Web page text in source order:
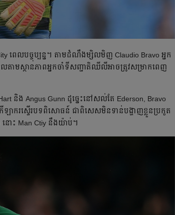
េល​បច្ចុប្បន្ន។ តាម​ដំណឹង​ម្សិលមិញ Claudio Bravo អ្នក​
ាម​ស្ថានភាព​​អ្នក​ចាំទី​សញ្ជាតិ​ឈីលី​អាច​ត្រូវ​សម្រាក​ពេញ​
និង Angus Gunn ដូច្នេះ​​នៅ​សល់​តែ Ederson, Bravo
កីឡាករ​ស្ទើរ​បទពិសោធន៍ ជា​ពិសេស​មិន​ទាន់​បង្ហាញ​ខ្លួន​​ប្រកួត​
នោះ Man Ctiy នឹង​យ៉ាប់។